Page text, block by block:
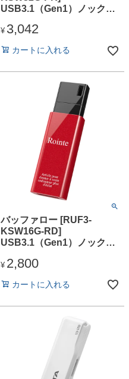
USB3.1（Gen1）ノックス
ピンク
¥ 3,042
カートに入れる
バッファロー [RUF3-
KSW16G-RD]
USB3.1（Gen1）ノックス
レッド
¥ 2,800
カートに入れる